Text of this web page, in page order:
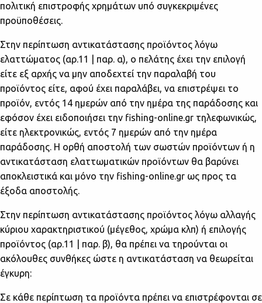
πολιτική επιστροφής χρημάτων υπό συγκεκριμένες
προϋποθέσεις.
Στην περίπτωση αντικατάστασης προϊόντος λόγω
ελαττώματος (αρ.11 | παρ. α), ο πελάτης έχει την επιλογή
είτε εξ αρχής να μην αποδεχτεί την παραλαβή του
προϊόντος είτε, αφού έχει παραλάβει, να επιστρέψει το
προϊόν, εντός 14 ημερών από την ημέρα της παράδοσης και
εφόσον έχει ειδοποιήσει την fishing-online.gr τηλεφωνικώς,
είτε ηλεκτρονικώς, εντός 7 ημερών από την ημέρα
παράδοσης. Η ορθή αποστολή των σωστών προϊόντων ή η
αντικατάσταση ελαττωματικών προϊόντων θα βαρύνει
αποκλειστικά και μόνο την fishing-online.gr ως προς τα
έξοδα αποστολής.
Στην περίπτωση αντικατάστασης προϊόντος λόγω αλλαγής
κύριου χαρακτηριστικού (μέγεθος, χρώμα κλπ) ή επιλογής
προϊόντος (αρ.11 | παρ. β), θα πρέπει να τηρούνται οι
ακόλουθες συνθήκες ώστε η αντικατάσταση να θεωρείται
έγκυρη:
Σε κάθε περίπτωση τα προϊόντα πρέπει να επιστρέφονται σε